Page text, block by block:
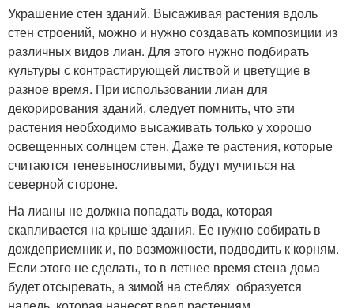
Украшение стен зданий. Высаживая растения вдоль
стен строений, можно и нужно создавать композиции из
различных видов лиан. Для этого нужно подбирать
культуры с контрастирующей листвой и цветущие в
разное время. При использовании лиан для
декорирования зданий, следует помнить, что эти
растения необходимо высаживать только у хорошо
освещенных солнцем стен. Даже те растения, которые
считаются теневыносливыми, будут мучиться на
северной стороне.
На лианы не должна попадать вода, которая
скапливается на крыше здания. Ее нужно собирать в
дождеприемник и, по возможности, подводить к корням.
Если этого не сделать, то в летнее время стена дома
будет отсыревать, а зимой на стеблях образуется